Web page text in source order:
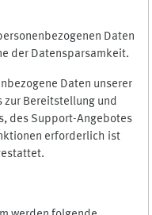
Daten
der Datensparsamkeit.
Daten unserer
zur Bereitstellung und
des Support-Angebotes
erforderlich ist